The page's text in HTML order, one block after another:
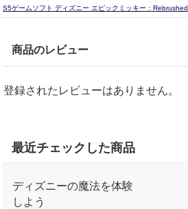
S5ゲームソフト ディズニー エピックミッキー：Rebrushed
商品のレビュー
登録されたレビューはありません。
最近チェックした商品
ディズニーの魔法を体験
しよう